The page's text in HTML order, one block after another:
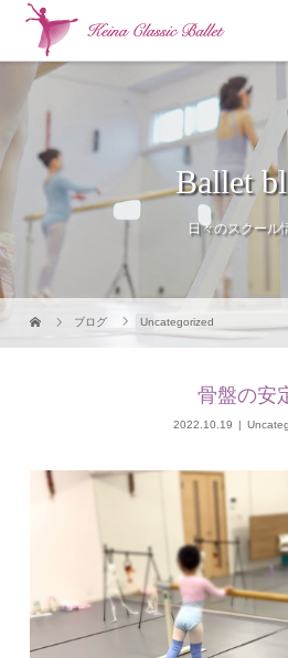
Ballet
日々のスクール
ブログ Uncategorized
骨盤の安
2022.10.19